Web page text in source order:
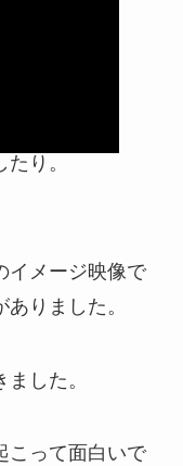
り。
イメージ映像で
りました。
した。
こって面白いで